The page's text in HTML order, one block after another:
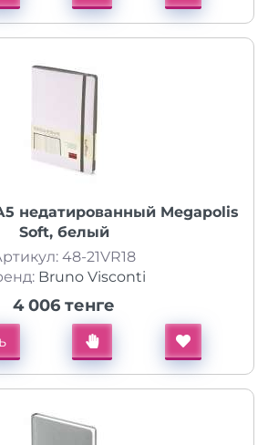
недатированный Megapolis
Soft, белый
48-21VR18
Bruno Visconti
4 006 тенге